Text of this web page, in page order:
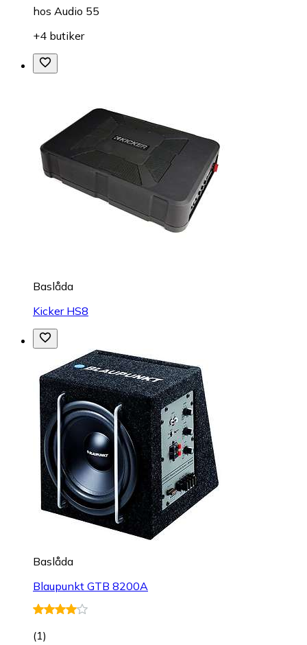
hos Audio 55
+4 butiker
Baslåda
Kicker HS8
Baslåda
Blaupunkt GTB 8200A
(1)